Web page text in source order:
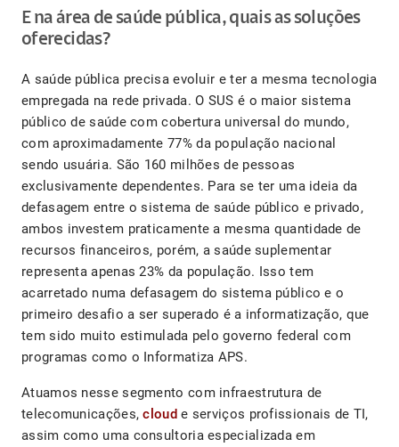
E na área de saúde pública, quais as soluções
oferecidas?
A saúde pública precisa evoluir e ter a mesma tecnologia
empregada na rede privada. O SUS é o maior sistema
público de saúde com cobertura universal do mundo,
com aproximadamente 77% da população nacional
sendo usuária. São 160 milhões de pessoas
exclusivamente dependentes. Para se ter uma ideia da
defasagem entre o sistema de saúde público e privado,
ambos investem praticamente a mesma quantidade de
recursos financeiros, porém, a saúde suplementar
representa apenas 23% da população. Isso tem
acarretado numa defasagem do sistema público e o
primeiro desafio a ser superado é a informatização, que
tem sido muito estimulada pelo governo federal com
programas como o Informatiza APS.
Atuamos nesse segmento com infraestrutura de
telecomunicações,cloude serviços profissionais de TI,
assim como uma consultoria especializada em